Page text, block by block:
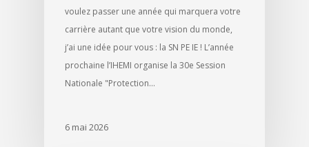
voulez passer une année qui marquera votre
carrière autant que votre vision du monde,
j’ai une idée pour vous : la SN PE IE ! L’année
prochaine l’IHEMI organise la 30e Session
Nationale "Protection…
6 mai 2026